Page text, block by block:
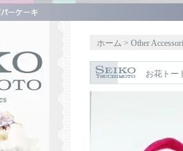
ホーム > Other
お花トー